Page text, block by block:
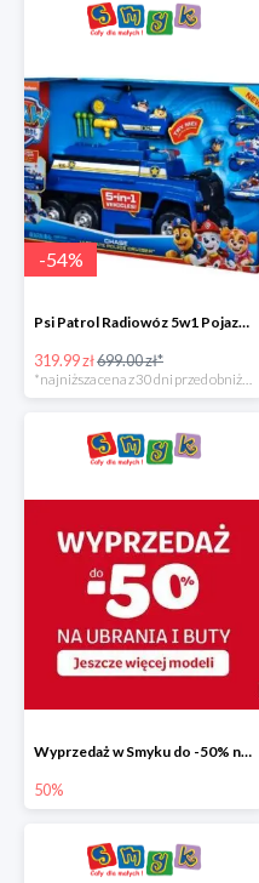
-54%
Psi Patrol Radiowóz 5w1 Pojazd ratunkowy z figurką Chase'a
319.99 zł699.00 zł*
Wyprzedaż w Smyku do -50% na ubrania i buty
50%